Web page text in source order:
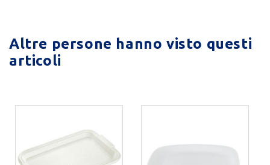
Altre persone hanno visto questi
articoli